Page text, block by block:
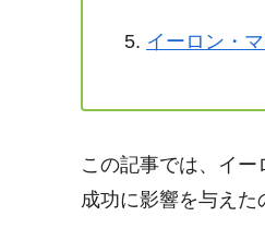
イーロン・
この記事では、イ
成功に影響を与えた